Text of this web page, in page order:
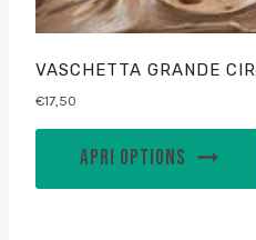
VASCHETTA GRANDE
€17,50
APRI OPTIONS